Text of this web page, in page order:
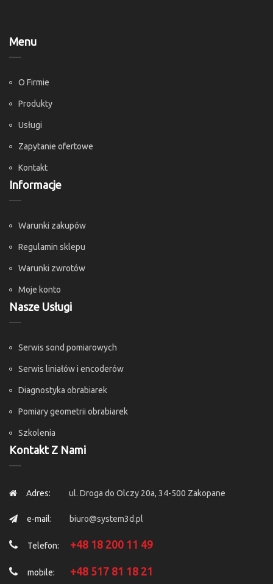
Menu
O Firmie
Produkty
Usługi
Zapytanie ofertowe
Kontakt
Informacje
Warunki zakupów
Regulamin sklepu
Warunki zwrotów
Moje konto
Nasze Usługi
Serwis sond pomiarowych
Serwis liniałów i encoderów
Diagnostyka obrabiarek
Pomiary geometrii obrabiarek
Szkolenia
Kontakt Z Nami
Adres: ul. Droga do Olczy 20a, 34-500 Zakopane
e-mail: biuro@system3d.pl
Telefon: +48 18 200 11 49
mobile: +48 517 81 18 21